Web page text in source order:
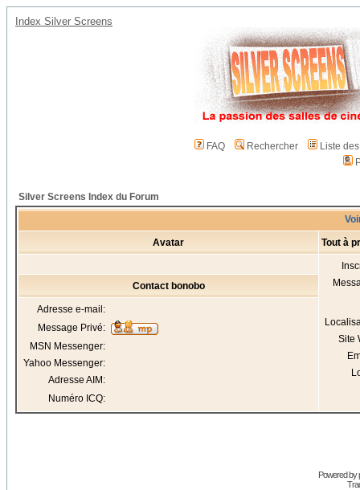
Index Silver Screens
FAQ Rechercher
Liste
Silver Screens Index du Forum
Avatar Tout à
Site
Contact bonobo
Adresse e-mail:
Message Privé:
MSN Messenger:
Yahoo Messenger:
Adresse AIM:
Numéro ICQ:
Powered by